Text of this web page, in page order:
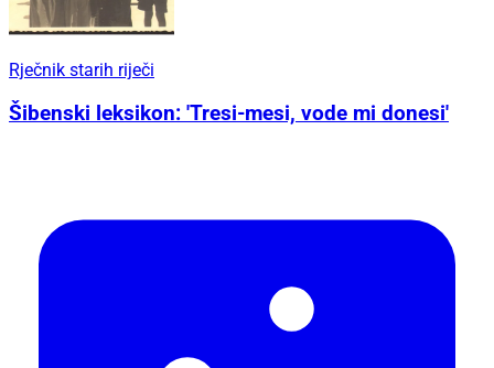
Rječnik starih riječi
Šibenski leksikon: 'Tresi-mesi, vode mi donesi'